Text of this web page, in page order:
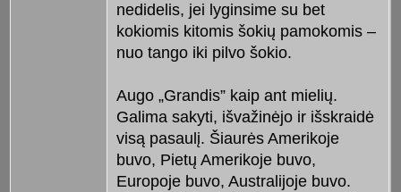
nedidelis, jei lyginsime su bet
kokiomis kitomis šokių pamokomis –
nuo tango iki pilvo šokio.
Augo „Grandis” kaip ant mielių.
Galima sakyti, išvažinėjo ir išskraidė
visą pasaulį. Šiaurės Amerikoje
buvo, Pietų Amerikoje buvo,
Europoje buvo, Australijoje buvo.